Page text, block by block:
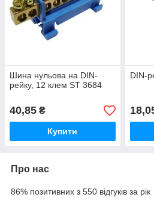
Шина нульова на DIN-
рейку, 12 клем ST 3684
40,85 ₴
Купити
DIN-
Про нас
86% позитивних з 550 відгуків за рік